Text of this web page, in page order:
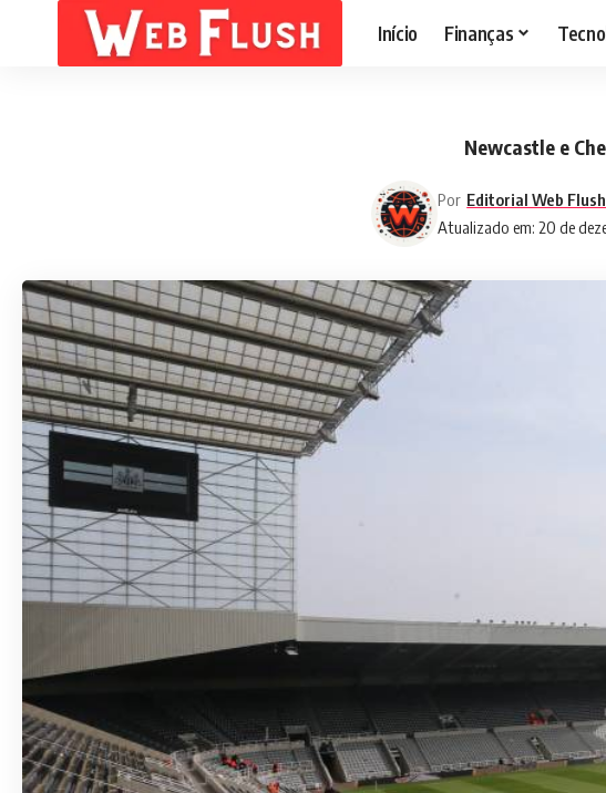
Início Finanças
Newcastle e
Atualizado em: 20 de
Por Editorial Web Flush